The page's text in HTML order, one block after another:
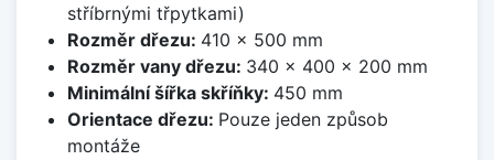
stříbrnými třpytkami)
Rozměr dřezu: 410 x 500 mm
Rozměr vany dřezu: 340 x 400 x 200 mm
Minimální šířka skříňky: 450 mm
Orientace dřezu: Pouze jeden způsob
montáže